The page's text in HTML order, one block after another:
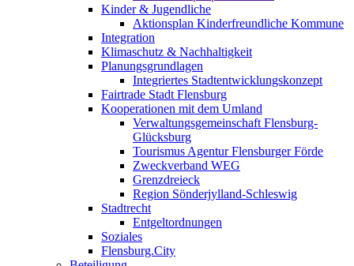
Kinder & Jugendliche
Aktionsplan Kinderfreundliche Kommune
Integration
Klimaschutz & Nachhaltigkeit
Planungsgrundlagen
Integriertes Stadtentwicklungskonzept
Fairtrade Stadt Flensburg
Kooperationen mit dem Umland
Verwaltungsgemeinschaft Flensburg-
Glücksburg
Tourismus Agentur Flensburger Förde
Zweckverband WEG
Grenzdreieck
Region Sönderjylland-Schleswig
Stadtrecht
Entgeltordnungen
Soziales
Flensburg.City